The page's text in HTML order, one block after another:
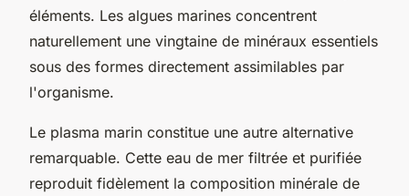
éléments. Les algues marines concentrent
naturellement une vingtaine de minéraux essentiels
sous des formes directement assimilables par
l'organisme.
Le plasma marin constitue une autre alternative
remarquable. Cette eau de mer filtrée et purifiée
reproduit fidèlement la composition minérale de